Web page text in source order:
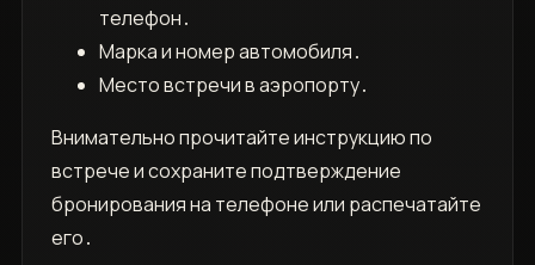
телефон․
Марка и номер автомобиля․
Место встречи в аэропорту․
Внимательно прочитайте инструкцию по
встрече и сохраните подтверждение
бронирования на телефоне или распечатайте
его․